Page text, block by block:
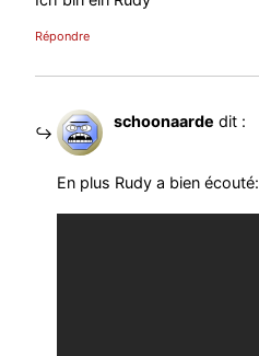
Répondre
schoonaarde dit :
En plus Rudy a bien écouté: